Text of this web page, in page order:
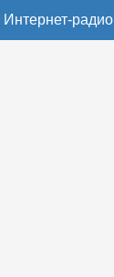
Интернет-радио